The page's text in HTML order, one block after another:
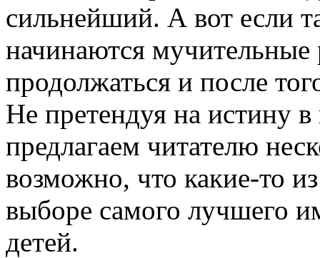
сильнейший. А вот если
начинаются мучительные
продолжаться и после
Не претендуя на истину
предлагаем читателю
возможно, что какие-то
выборе самого лучшего
детей.